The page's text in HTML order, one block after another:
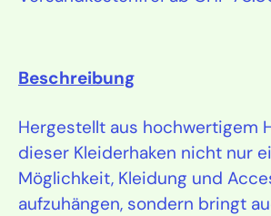
Beschreibung
Hergestellt aus hochwertigem
dieser Kleiderhaken nicht nur
Möglichkeit, Kleidung und
aufzuhängen, sondern bringt